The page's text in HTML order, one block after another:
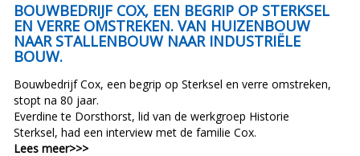
BOUWBEDRIJF COX, EEN BEGRIP OP STERKSEL
EN VERRE OMSTREKEN. VAN HUIZENBOUW
NAAR STALLENBOUW NAAR INDUSTRIËLE
BOUW.
Bouwbedrijf Cox, een begrip op Sterksel en verre omstreken,
stopt na 80 jaar.
Everdine te Dorsthorst, lid van de werkgroep Historie
Sterksel, had een interview met de familie Cox.
Lees meer>>>